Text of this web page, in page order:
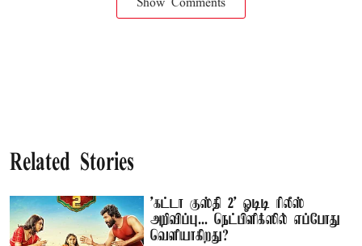
Show Comments
Related Stories
'கட்டா குஸ்தி 2' ஓடிடி ரிலீஸ்
அறிவிப்பு... நெட்பிளிக்ஸில் எப்போது
வெளியாகிறது?